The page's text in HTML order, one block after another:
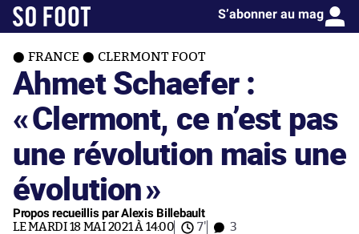
S’abonner au mag
FRANCE CLERMONT FOOT
Ahmet Schaefer :
«Clermont, ce n’est pas
une révolution mais une
évolution»
Propos recueillis par Alexis Billebault
LE MARDI 18 MAI 2021 À 14:00 7' 3